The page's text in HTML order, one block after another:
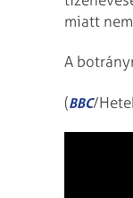
miatt
A
(BBC/